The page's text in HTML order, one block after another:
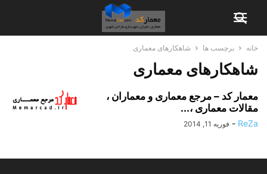
خانه برچسب ها شاهکارهای معماری
شاهکارهای معماری
معمار کد – مرجع معماری و معماران ،
مقالات معماری ،...
ReZa
- فوریه 11, 2014